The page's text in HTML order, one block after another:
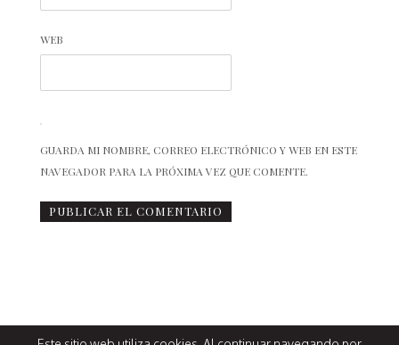
WEB
GUARDA MI NOMBRE, CORREO ELECTRÓNICO Y WEB EN ESTE
NAVEGADOR PARA LA PRÓXIMA VEZ QUE COMENTE.